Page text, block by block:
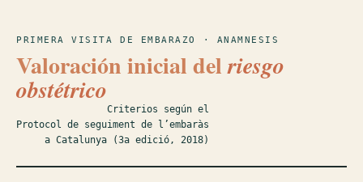
PRIMERA VISITA DE EMBARAZO · ANAMNESIS
Valoración inicial delriesgo
obstétrico
Criterios según el
Protocol de seguiment de l’embaràs
a Catalunya (3a edició, 2018)